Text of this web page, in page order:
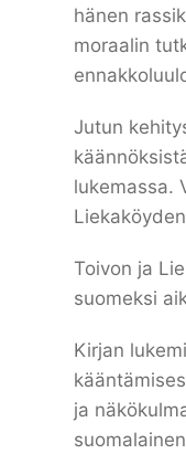
hänen
moraalin
Jutun
lukemassa.
Toivon ja
suomeksi
Kirjan
ja